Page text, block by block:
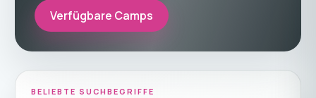
Verfügbare Camps
BELIEBTE SUCHBEGRIFFE